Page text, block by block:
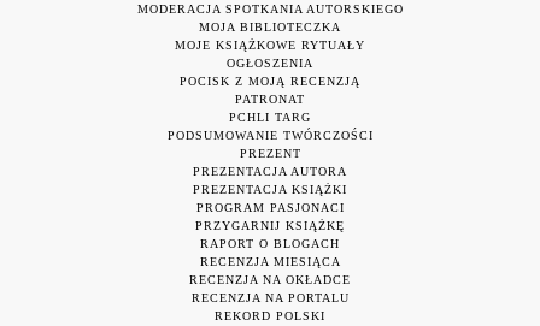
MODERACJA SPOTKANIA AUTORSKIEGO
MOJA BIBLIOTECZKA
MOJE KSIĄŻKOWE RYTUAŁY
OGŁOSZENIA
POCISK Z MOJĄ RECENZJĄ
PATRONAT
PCHLI TARG
PODSUMOWANIE TWÓRCZOŚCI
PREZENT
PREZENTACJA AUTORA
PREZENTACJA KSIĄŻKI
PROGRAM PASJONACI
PRZYGARNIJ KSIĄŻKĘ
RAPORT O BLOGACH
RECENZJA MIESIĄCA
RECENZJA NA OKŁADCE
RECENZJA NA PORTALU
REKORD POLSKI